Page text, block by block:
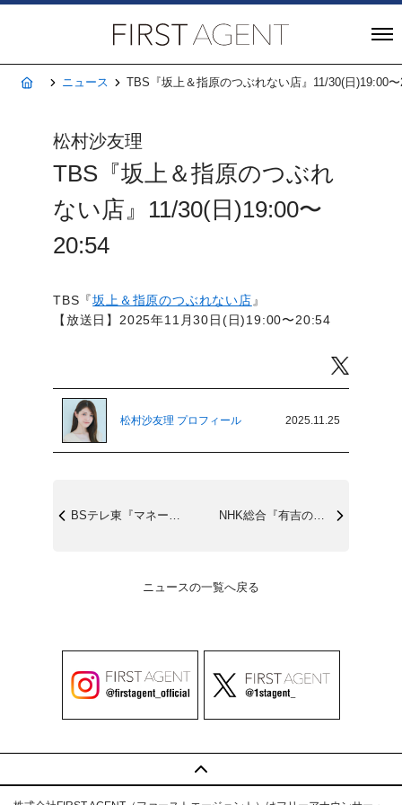
ホームニュース TBS『坂上＆指原のつぶれない店』11/30(日)19:00
松村沙友理
TBS『坂上＆指原のつぶれ
ない店』11/30(日)19:00〜
20:54
TBS『坂上＆指原のつぶれない店 』
【放送日】2025年11月30日(日)19:00〜20:54
松村沙友理 プロフィール 2025.11.25
BSテレ東『マネーのまなび』12/1(月... NHK総合『有吉のお金発見 突撃!カネオ...
ニュースの一覧へ戻る